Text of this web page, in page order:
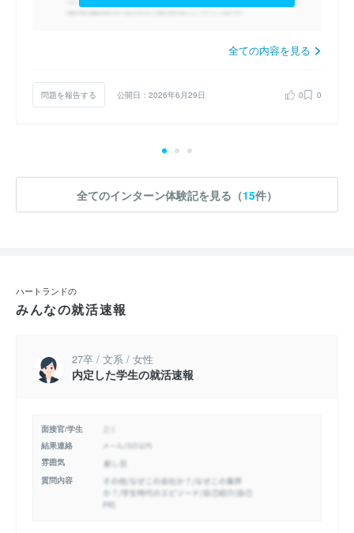
全ての内容を見る
問題を報告する 公開日：2026年6月29日 0 0
全てのインターン体験記を見る（15件）
ハートランドの
みんなの就活速報
27卒 / 文系 / 女性
内定した学生の就活速報
面接官/学生
結果連絡
雰囲気
質問内容